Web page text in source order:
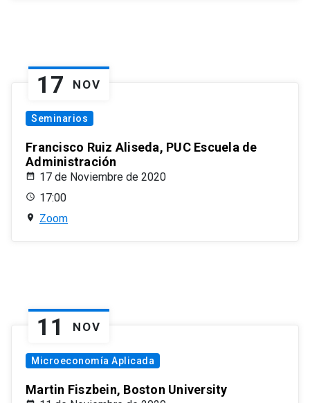
17 NOV
Seminarios
Francisco Ruiz Aliseda, PUC Escuela de
Administración
17 de Noviembre de 2020
17:00
Zoom
11 NOV
Microeconomía Aplicada
Martin Fiszbein, Boston University